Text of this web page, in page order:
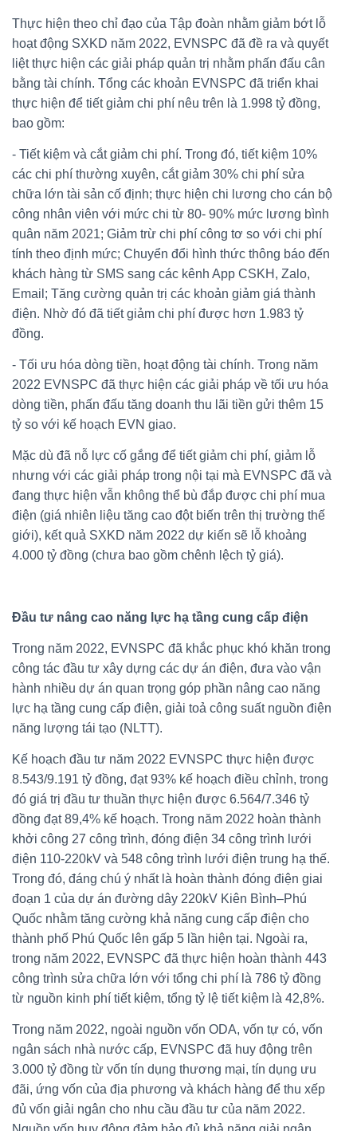
Thực hiện theo chỉ đạo của Tập đoàn nhằm giảm bớt lỗ
hoạt động SXKD năm 2022, EVNSPC đã đề ra và quyết
liệt thực hiện các giải pháp quản trị nhằm phấn đấu cân
bằng tài chính. Tổng các khoản EVNSPC đã triển khai
thực hiện để tiết giảm chi phí nêu trên là 1.998 tỷ đồng,
bao gồm:
- Tiết kiệm và cắt giảm chi phí. Trong đó, tiết kiệm 10%
các chi phí thường xuyên, cắt giảm 30% chi phí sửa
chữa lớn tài sản cố định; thực hiện chi lương cho cán bộ
công nhân viên với mức chi từ 80- 90% mức lương bình
quân năm 2021; Giảm trừ chi phí công tơ so với chi phí
tính theo định mức; Chuyển đổi hình thức thông báo đến
khách hàng từ SMS sang các kênh App CSKH, Zalo,
Email; Tăng cường quản trị các khoản giảm giá thành
điện. Nhờ đó đã tiết giảm chi phí được hơn 1.983 tỷ
đồng.
- Tối ưu hóa dòng tiền, hoạt động tài chính. Trong năm
2022 EVNSPC đã thực hiện các giải pháp về tối ưu hóa
dòng tiền, phấn đấu tăng doanh thu lãi tiền gửi thêm 15
tỷ so với kế hoạch EVN giao.
Mặc dù đã nỗ lực cố gắng để tiết giảm chi phí, giảm lỗ
nhưng với các giải pháp trong nội tại mà EVNSPC đã và
đang thực hiện vẫn không thể bù đắp được chi phí mua
điện (giá nhiên liệu tăng cao đột biến trên thị trường thế
giới), kết quả SXKD năm 2022 dự kiến sẽ lỗ khoảng
4.000 tỷ đồng (chưa bao gồm chênh lệch tỷ giá).
Đầu tư nâng cao năng lực hạ tầng cung cấp điện
Trong năm 2022, EVNSPC đã khắc phục khó khăn trong
công tác đầu tư xây dựng các dự án điện, đưa vào vận
hành nhiều dự án quan trọng góp phần nâng cao năng
lực hạ tầng cung cấp điện, giải toả công suất nguồn điện
năng lượng tái tạo (NLTT).
Kế hoạch đầu tư năm 2022 EVNSPC thực hiện được
8.543/9.191 tỷ đồng, đạt 93% kế hoạch điều chỉnh, trong
đó giá trị đầu tư thuần thực hiện được 6.564/7.346 tỷ
đồng đạt 89,4% kế hoạch. Trong năm 2022 hoàn thành
khởi công 27 công trình, đóng điện 34 công trình lưới
điện 110-220kV và 548 công trình lưới điện trung hạ thế.
Trong đó, đáng chú ý nhất là hoàn thành đóng điện giai
đoạn 1 của dự án đường dây 220kV Kiên Bình–Phú
Quốc nhằm tăng cường khả năng cung cấp điện cho
thành phố Phú Quốc lên gấp 5 lần hiện tại. Ngoài ra,
trong năm 2022, EVNSPC đã thực hiện hoàn thành 443
công trình sửa chữa lớn với tổng chi phí là 786 tỷ đồng
từ nguồn kinh phí tiết kiệm, tổng tỷ lệ tiết kiệm là 42,8%.
Trong năm 2022, ngoài nguồn vốn ODA, vốn tự có, vốn
ngân sách nhà nước cấp, EVNSPC đã huy động trên
3.000 tỷ đồng từ vốn tín dụng thương mại, tín dụng ưu
đãi, ứng vốn của địa phương và khách hàng để thu xếp
đủ vốn giải ngân cho nhu cầu đầu tư của năm 2022.